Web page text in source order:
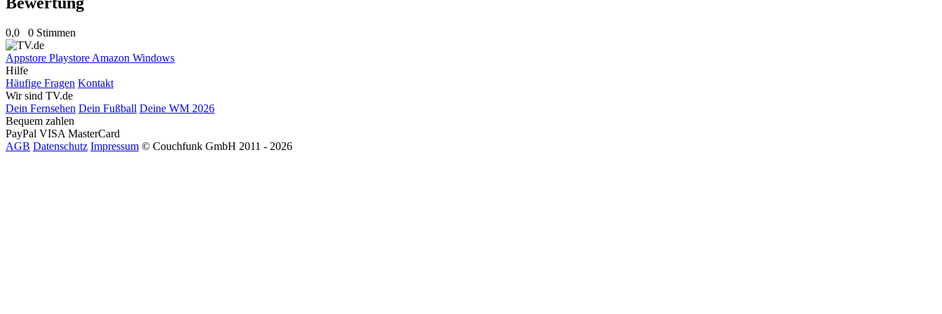
0,0 0 Stimmen
Appstore Playstore Amazon Windows
Hilfe
Häufige Fragen Kontakt
Wir sind TV.de
Dein Fernsehen Dein Fußball Deine WM 2026
Bequem zahlen
PayPal VISA MasterCard
AGB Datenschutz Impressum © Couchfunk GmbH 2011 - 2026